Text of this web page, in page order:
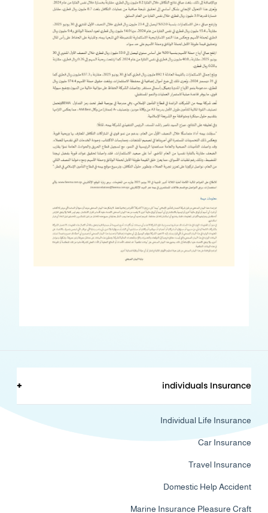
individuals Insurance
+
Individual Life Insurance
Car Insurance
Travel Insurance
Domestic Help Accident
Marine Insurance Pleasure Craft